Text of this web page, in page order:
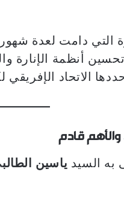
التي دامت لعدة
أنظمة الإنارة
الاتحاد
والأهم قادم
السيد ياسين